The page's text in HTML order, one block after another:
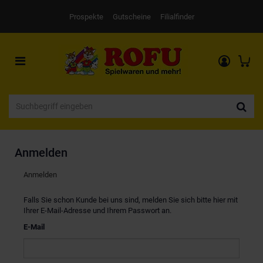
Prospekte Gutscheine Filialfinder
Toggle
navigation
Anmelden
Anmelden
Falls Sie schon Kunde bei uns sind, melden Sie sich bitte hier mit
Ihrer E-Mail-Adresse und Ihrem Passwort an.
E-Mail